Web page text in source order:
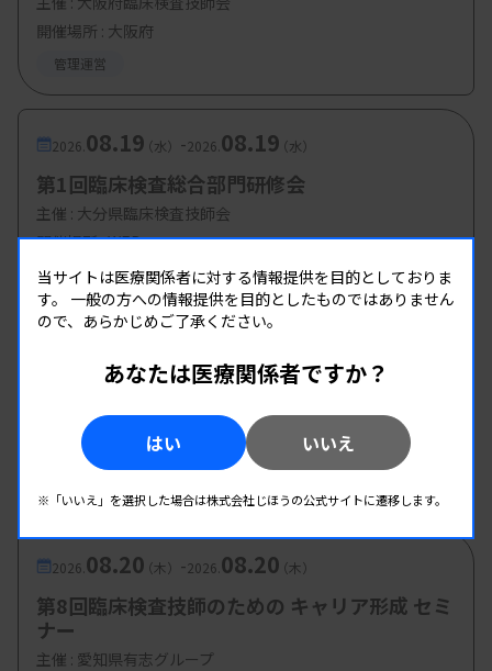
開催場所 : 大阪府
管理運営
2026. 08.19（水） -2026. 08.19（水）
第1回臨床検査総合部門研修会
主催 : 大分県臨床検査技師会
開催場所 : WEB
管理運営
第2回 県南地区研修会
熊本県臨床検査技師会
開催場所 : WEB
2026. 08.20（木） -2026. 08.20（木）
第8回臨床検査技師のための キャリア形成 セミ
ナー
主催 : 愛知県有志グループ
当サイトは医療関係者に対する情報提供を目的としておりま
す。 一般の方への情報提供を目的としたものではありません
ので、あらかじめご了承ください。
あなたは医療関係者ですか？
はい いいえ
※「いいえ」を選択した場合は株式会社じほうの公式サイトに遷移します。